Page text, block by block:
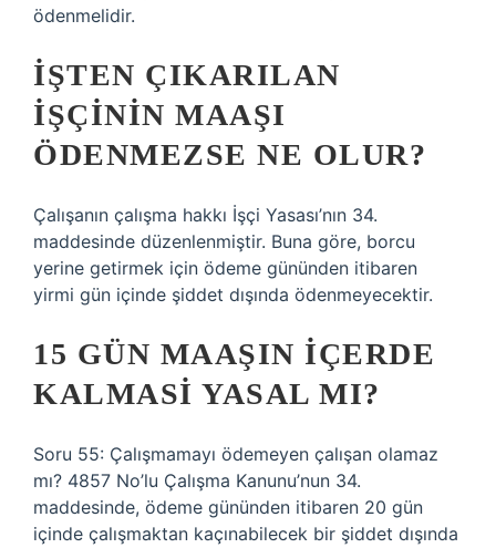
ödenmelidir.
İŞTEN ÇIKARILAN
IŞÇININ MAAŞI
ÖDENMEZSE NE OLUR?
Çalışanın çalışma hakkı İşçi Yasası’nın 34.
maddesinde düzenlenmiştir. Buna göre, borcu
yerine getirmek için ödeme gününden itibaren
yirmi gün içinde şiddet dışında ödenmeyecektir.
15 GÜN MAAŞIN IÇERDE
KALMASI YASAL MI?
Soru 55: Çalışmamayı ödemeyen çalışan olamaz
mı? 4857 No’lu Çalışma Kanunu’nun 34.
maddesinde, ödeme gününden itibaren 20 gün
içinde çalışmaktan kaçınabilecek bir şiddet dışında